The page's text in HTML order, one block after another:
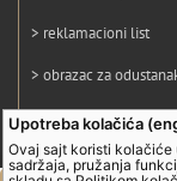
Upotreba kolačića
Ovaj sajt koristi
sadržaja, pružanja
> reklamacioni list
> obrazac za
> politika privatnosti
> politika kolačića